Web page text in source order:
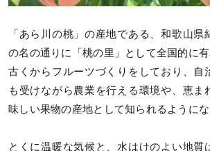
「あら川の桃」の産地である、和歌山県
の名の通りに「桃の里」として全国的に有
古くからフルーツづくりをしており、自
も受けながら農業を行える環境や、恵ま
味しい果物の産地として知られるようにな
とくに温暖な気候と、水はけのよい地質